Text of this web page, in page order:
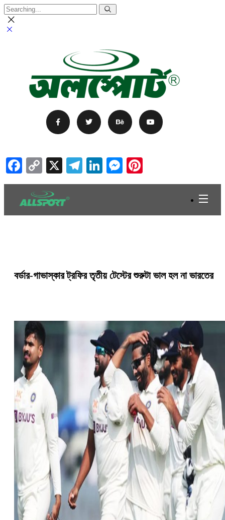
Facebook
Copy
Link
X Telegram
LinkedIn
Messenger
বর্ডার-গাভাস্কার ট্রফির তৃতীয় টেস্টের শুরুটা ভাল হল না ভারতের